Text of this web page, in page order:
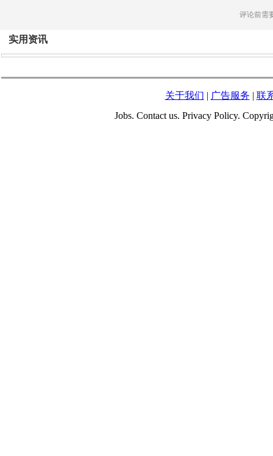
评论前需
实用资讯
关于我们 | 广告服务 | 联
Jobs. Contact us. Privacy Policy.